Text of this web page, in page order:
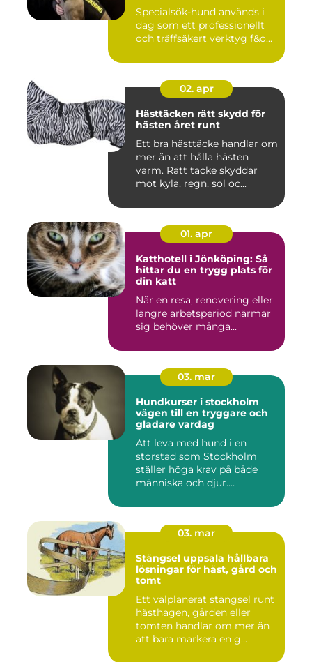
Specialsök-hund används i
dag som ett professionellt
och träffsäkert verktyg f&o...
02. apr
Hästtäcken rätt skydd för
hästen året runt
Ett bra hästtäcke handlar om
mer än att hålla hästen
varm. Rätt täcke skyddar
mot kyla, regn, sol oc...
01. apr
Katthotell i Jönköping: Så
hittar du en trygg plats för
din katt
När en resa, renovering eller
längre arbetsperiod närmar
sig behöver många...
03. mar
Hundkurser i stockholm
vägen till en tryggare och
gladare vardag
Att leva med hund i en
storstad som Stockholm
ställer höga krav på både
människa och djur.
03. mar
Stängsel uppsala hållbara
lösningar för häst, gård och
tomt
Ett välplanerat stängsel runt
hästhagen, gården eller
tomten handlar om mer än
att bara markera en g...